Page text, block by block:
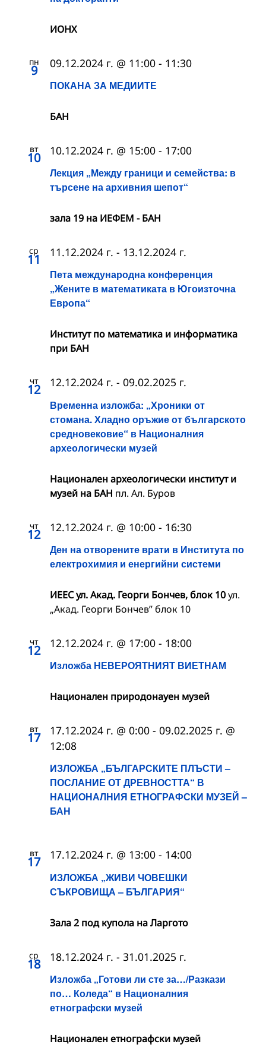
ИОНХ
пн
9
ПОКАНА ЗА МЕДИИТЕ
09.12.2024 г. @ 11:00 - 11:30
БАН
вт
10
Лекция „Между граници и семейства: в
търсене на архивния шепот“
10.12.2024 г. @ 15:00 - 17:00
зала 19 на ИЕФЕМ - БАН
ср
11
Пета международна конференция
„Жените в математиката в Югоизточна
Европа“
11.12.2024 г. - 13.12.2024 г.
Институт по математика и информатика
при БАН
чт
12
Временна изложба: „Хроники от
стомана. Хладно оръжие от българското
средновековие“ в Националния
археологически музей
12.12.2024 г. - 09.02.2025 г.
Национален археологически институт и
музей на БАН пл. Ал. Буров
чт
12
Ден на отворените врати в Института по
електрохимия и енергийни системи
12.12.2024 г. @ 10:00 - 16:30
ИЕЕС ул. Акад. Георги Бончев, блок 10ул.
„Акад. Георги Бончев” блок 10
чт
12
Изложба НЕВЕРОЯТНИЯТ ВИЕТНАМ
12.12.2024 г. @ 17:00 - 18:00
Национален природонауен музей
вт
17
ИЗЛОЖБА „БЪЛГАРСКИТЕ ПЛЪСТИ –
ПОСЛАНИЕ ОТ ДРЕВНОСТТА“ В
НАЦИОНАЛНИЯ ЕТНОГРАФСКИ МУЗЕЙ –
БАН
17.12.2024 г. @ 0:00 - 09.02.2025 г. @
12:08
вт
17
ИЗЛОЖБА „ЖИВИ ЧОВЕШКИ
СЪКРОВИЩА – БЪЛГАРИЯ“
17.12.2024 г. @ 13:00 - 14:00
Зала 2 под купола на Ларгото
ср
18
Изложба „Готови ли сте за…/Разкази
по… Коледа“ в Националния
етнографски музей
18.12.2024 г. - 31.01.2025 г.
Национален етнографски музей